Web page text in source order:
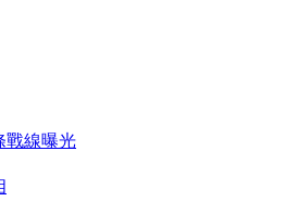
戰線曝光